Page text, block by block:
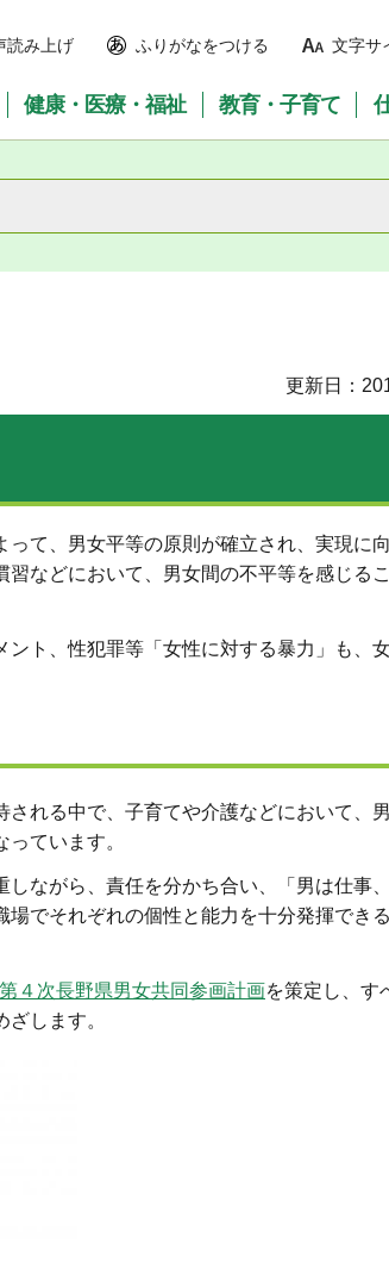
読み上げ ふりがなをつける 文字サ
健康・医療・福祉 教育・子育て
更新日：
て、男女平等の原則が確立され、実現に
などにおいて、男女間の不平等を感じる
ト、性犯罪等「女性に対する暴力」も、
れる中で、子育てや介護などにおいて、
ています。
ながら、責任を分かち合い、「男は仕事、
でそれぞれの個性と能力を十分発揮でき
第４次長野県男女共同参画計画を策定し、す
します。